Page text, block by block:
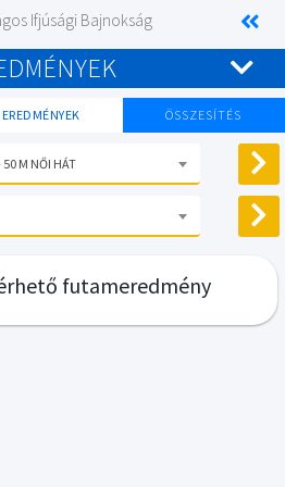
Ifjúsági Bajnokság
EREDMÉNYEK ÖSSZESÍTÉS
50 M NŐI HÁT
futameredmény